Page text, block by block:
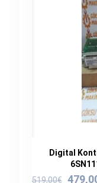
Digital
519,00€